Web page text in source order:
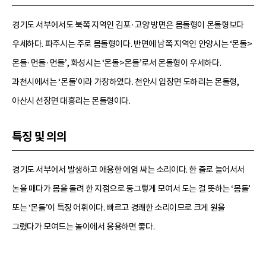
경기도 서부에서도 북쪽 지역인 김포·고양 방면은 몸돌형이 몬돌형보다
우세하다. 파주시는 주로 몸돌형이다. 반면에 남쪽 지역인 안양시는 ‘몬돌>
몬들·먼돌·먼들’, 화성시는 ‘몬돌>몬들’로서 몬돌형이 우세하다.
과천시에서는 ‘몬둘’이라 가창하였다. 천안시 입장면 도하리는 몬돌형,
아산시 선장면 대흥리는 몬들형이다.
특징 및 의의
경기도 서부에서 발생하고 애용한 에염 싸는 소리이다. 한 줄로 늘어서서
논을 매다가 몸을 돌려 한 지점으로 둥그렇게 모여서 도는 걸 뜻하는 ‘몸돌’
또는 ‘몬돌’이 특징 어휘이다. 빠르고 경쾌한 소리이므로 크게 원을
그렸다가 모여드는 놀이에서 응용하면 좋다.